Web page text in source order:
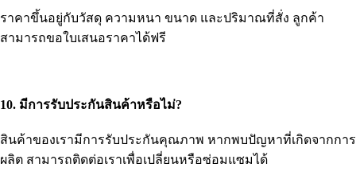
ราคาขึ้นอยู่กับวัสดุ ความหนา ขนาด และปริมาณที่สั่ง ลูกค้า
สามารถขอใบเสนอราคาได้ฟรี
10. มีการรับประกันสินค้าหรือไม่?
สินค้าของเรามีการรับประกันคุณภาพ หากพบปัญหาที่เกิดจากการ
ผลิต สามารถติดต่อเราเพื่อเปลี่ยนหรือซ่อมแซมได้